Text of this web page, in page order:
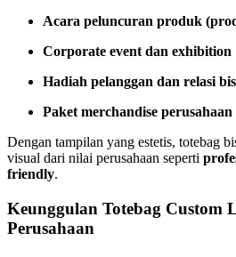
Acara peluncuran produk
Corporate event dan exhibition
Hadiah pelanggan dan relasi
Paket merchandise perusahaan
Dengan tampilan yang estetis, totebag
visual dari nilai perusahaan seperti
friendly.
Keunggulan Totebag Custom
Perusahaan